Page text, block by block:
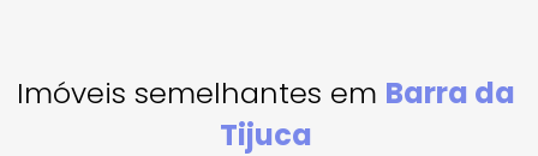
Imóveis semelhantes em Barra da
Tijuca